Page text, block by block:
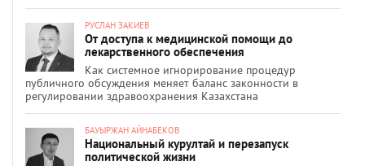
РУСЛАН ЗАКИЕВ
От доступа к медицинской помощи до
лекарственного обеспечения
Как системное игнорирование процедур
публичного обсуждения меняет баланс законности в
регулировании здравоохранения Казахстана
БАУЫРЖАН АЙНАБЕКОВ
Национальный курултай и перезапуск
политической жизни